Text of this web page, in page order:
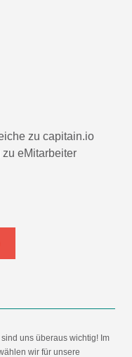
zu capitain.io
eMitarbeiter
uns überaus wichtig! Im
wir für unsere